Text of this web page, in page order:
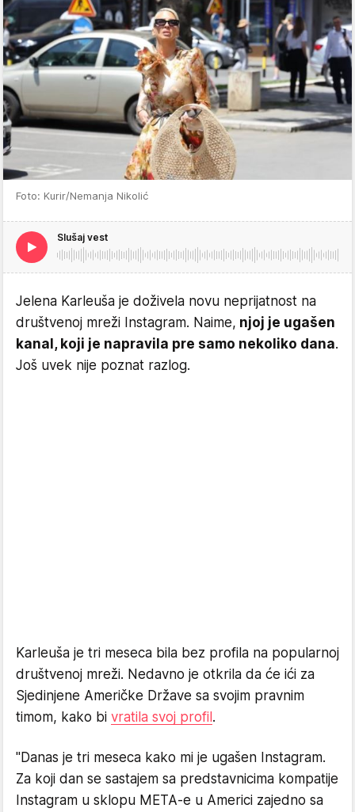
Foto: Kurir/Nemanja Nikolić
Slušaj vest
Jelena Karleuša je doživela novu neprijatnost na
društvenoj mreži Instagram. Naime, njoj je ugašen
kanal, koji je napravila pre samo nekoliko dana.
Još uvek nije poznat razlog.
Karleuša je tri meseca bila bez profila na popularnoj
društvenoj mreži. Nedavno je otkrila da će ići za
Sjedinjene Američke Države sa svojim pravnim
timom, kako bi vratila svoj profil.
"Danas je tri meseca kako mi je ugašen Instagram.
Za koji dan se sastajem sa predstavnicima kompatije
Instagram u sklopu META-e u Americi zajedno sa